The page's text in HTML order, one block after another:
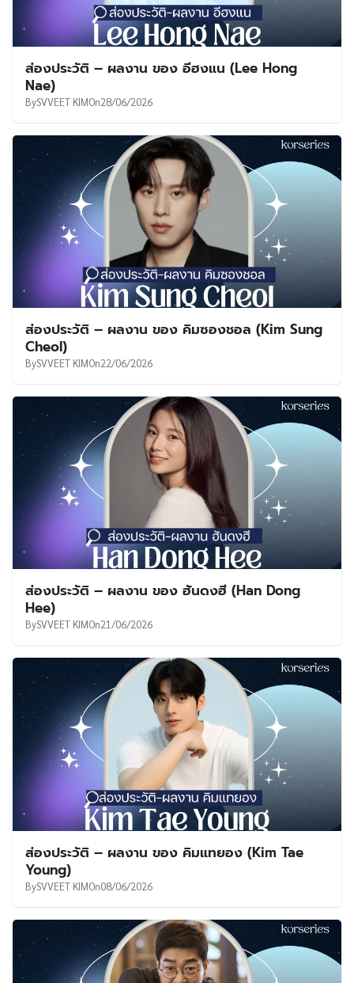
ส่องประวัติ – ผลงาน ของ อีฮงแน (Lee Hong
Nae)
BySVVEET KIMOn28/06/2026
ส่องประวัติ – ผลงาน ของ คิมซองชอล (Kim Sung
Cheol)
BySVVEET KIMOn22/06/2026
ส่องประวัติ – ผลงาน ของ ฮันดงฮี (Han Dong
Hee)
BySVVEET KIMOn21/06/2026
ส่องประวัติ – ผลงาน ของ คิมแทยอง (Kim Tae
Young)
BySVVEET KIMOn08/06/2026